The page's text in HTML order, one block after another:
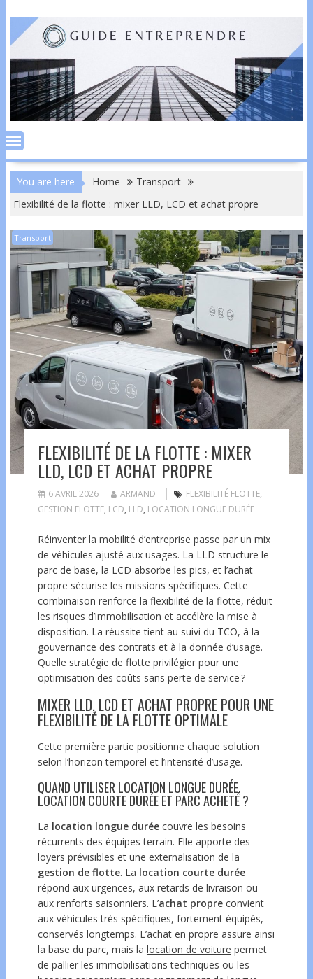
content
You are here Home
Transport
Flexibilité de la flotte : mixer LLD, LCD et achat propre
Transport
FLEXIBILITÉ DE LA FLOTTE : MIXER
LLD, LCD ET ACHAT PROPRE
6 AVRIL 2026 ARMAND FLEXIBILITÉ FLOTTE,
GESTION FLOTTE, LCD, LLD, LOCATION LONGUE DURÉE
Réinventer la mobilité d’entreprise passe par un mix
de véhicules ajusté aux usages. La LLD structure le
parc de base, la LCD absorbe les pics, et l’achat
propre sécurise les missions spécifiques. Cette
combinaison renforce la flexibilité de la flotte, réduit
les risques d’immobilisation et accélère la mise à
disposition. La réussite tient au suivi du TCO, à la
gouvernance des contrats et à la donnée d’usage.
Quelle stratégie de flotte privilégier pour une
optimisation des coûts sans perte de service ?
MIXER LLD, LCD ET ACHAT PROPRE POUR UNE
FLEXIBILITÉ DE LA FLOTTE OPTIMALE
Cette première partie positionne chaque solution
selon l’horizon temporel et l’intensité d’usage.
QUAND UTILISER LOCATION LONGUE DURÉE,
LOCATION COURTE DURÉE ET PARC ACHETÉ ?
La location longue duréecouvre les besoins
récurrents des équipes terrain. Elle apporte des
loyers prévisibles et une externalisation de la
gestion de flotte. La location courte durée
répond aux urgences, aux retards de livraison ou
aux renforts saisonniers. L’achat propreconvient
aux véhicules très spécifiques, fortement équipés,
conservés longtemps. L’achat en propre assure ainsi
la base du parc, mais la location de voiture permet
de pallier les immobilisations techniques ou les